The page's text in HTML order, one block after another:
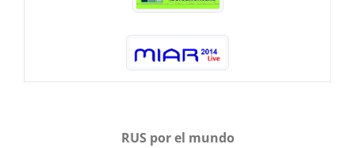
RUS por el mundo